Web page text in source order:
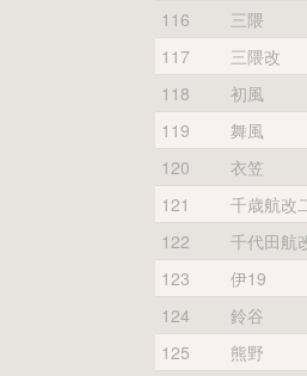
116
三隈
117
三隈改
118
初風
119
舞風
120
衣笠
121
千歳航改
122
千代田航
123
伊19
124
鈴谷
125
熊野